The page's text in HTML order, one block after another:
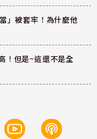
」被套牢！為什麼他
！但是~這還不是全